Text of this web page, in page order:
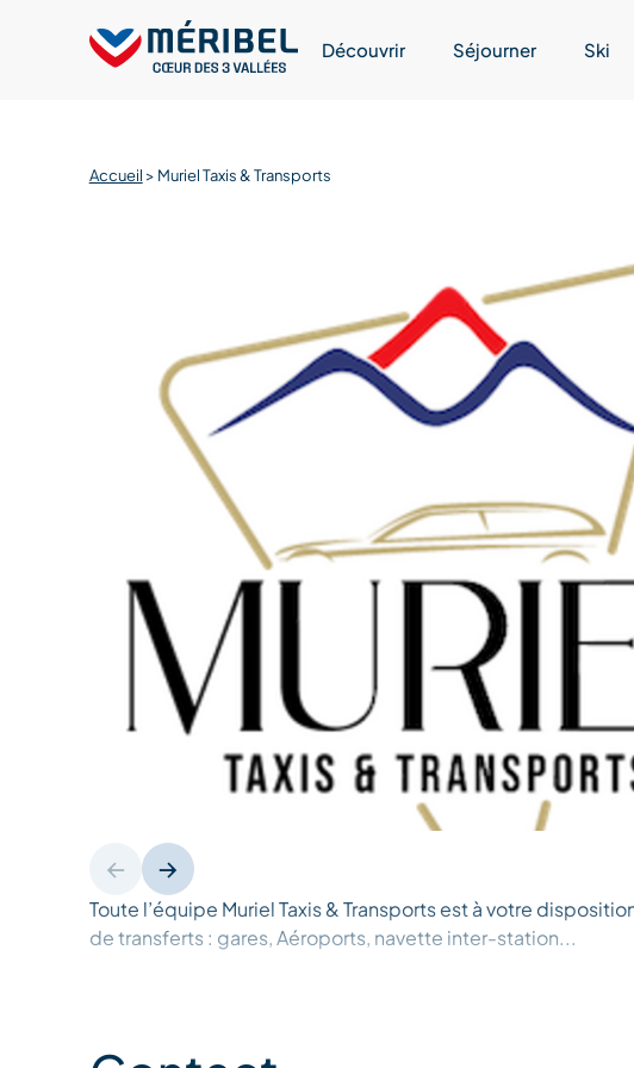
Découvrir Séjourner Ski
Accueil > Muriel Taxis & Transports
Toute l’équipe Muriel Taxis & Transports est à votre
de transferts : gares, Aéroports, navette inter-station...